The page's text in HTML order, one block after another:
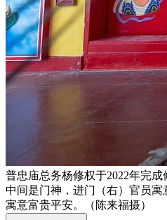
普忠庙总务杨修权于2022年完成
中间是门神，进门（右）官员
寓意富贵平安。（陈来福摄）